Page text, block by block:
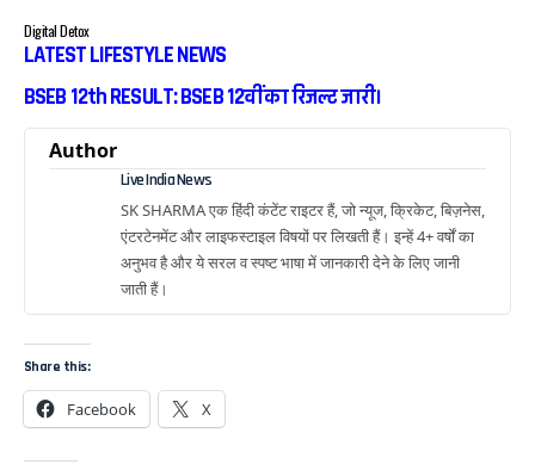
Digital Detox
LATEST LIFESTYLE NEWS
BSEB 12th RESULT: BSEB 12वीं का रिजल्ट जारी।
Author
Live India News
SK SHARMA एक हिंदी कंटेंट राइटर हैं, जो न्यूज, क्रिकेट, बिज़नेस,
एंटरटेनमेंट और लाइफस्टाइल विषयों पर लिखती हैं। इन्हें 4+ वर्षों का
अनुभव है और ये सरल व स्पष्ट भाषा में जानकारी देने के लिए जानी
जाती हैं।
Share this:
Facebook X